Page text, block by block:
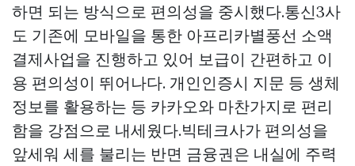
하면 되는 방식으로 편의성을 중시했다.통신3사
도 기존에 모바일을 통한 아프리카별풍선 소액
결제사업을 진행하고 있어 보급이 간편하고 이
용 편의성이 뛰어나다. 개인인증시 지문 등 생체
정보를 활용하는 등 카카오와 마찬가지로 편리
함을 강점으로 내세웠다.빅테크사가 편의성을
앞세워 세를 불리는 반면 금융권은 내실에 주력